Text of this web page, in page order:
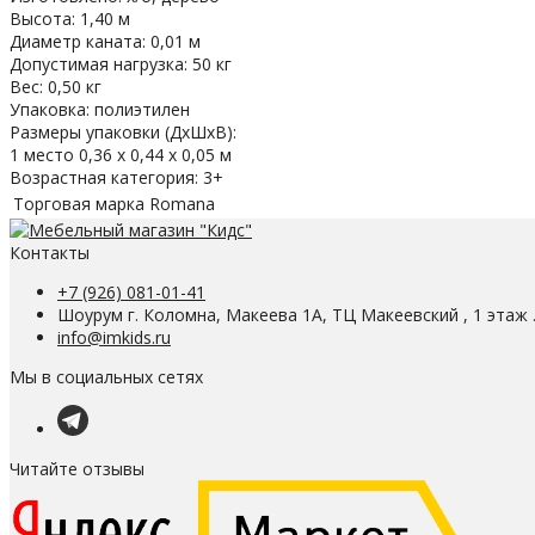
Высота: 1,40 м
Диаметр каната: 0,01 м
Допустимая нагрузка: 50 кг
Вес: 0,50 кг
Упаковка: полиэтилен
Размеры упаковки (ДхШхВ):
1 место 0,36 х 0,44 х 0,05 м
Возрастная категория: 3+
Торговая марка Romana
Контакты
+7 (926) 081-01-41
Шоурум г. Коломна, Макеева 1А, ТЦ Макеевский , 1 этаж
info@imkids.ru
Мы в социальных сетях
Читайте отзывы